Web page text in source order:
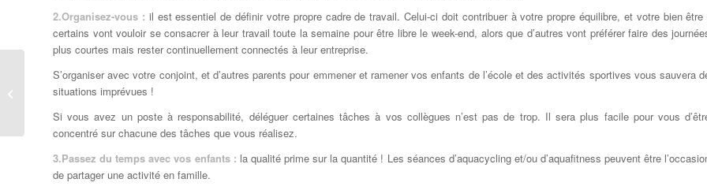
2.Organisez-vous : il est essentiel de définir votre propre cadre de travail. Celui-ci doit contribuer à votre propre équilibre, et votre bien être
certains vont vouloir se consacrer à leur travail toute la semaine pour être libre le week-end, alors que d’autres vont préférer faire des
plus courtes mais rester continuellement connectés à leur entreprise.
S’organiser avec votre conjoint, et d’autres parents pour emmener et ramener vos enfants de l’école et des activités sportives vous sauvera
situations imprévues !
Si vous avez un poste à responsabilité, déléguer certaines tâches à vos collègues n’est pas de trop. Il sera plus facile pour vous
concentré sur chacune des tâches que vous réalisez.
3.Passez du temps avec vos enfants : la qualité prime sur la quantité ! Les séances d’aquacycling et/ou d’aquafitness peuvent être
de partager une activité en famille.
Comment retrouver la ligne après les